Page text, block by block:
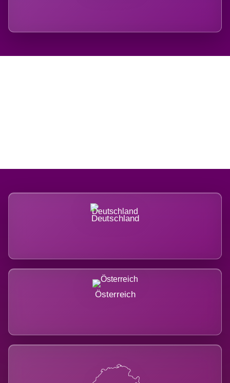
Deutschland
Österreich